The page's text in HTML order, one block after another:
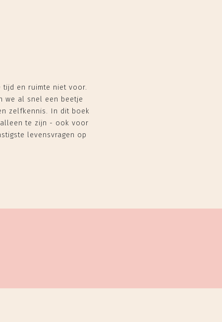
tijd en ruimte niet voor.
we al snel een beetje
zelfkennis. In dit boek
te zijn - ook voor
levensvragen op